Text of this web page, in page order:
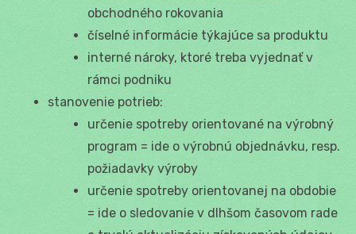
obchodného rokovania
číselné informácie týkajúce sa produktu
interné nároky, ktoré treba vyjednať v
rámci podniku
stanovenie potrieb:
určenie spotreby orientované na výrobný
program = ide o výrobnú objednávku, resp.
požiadavky výroby
určenie spotreby orientovanej na obdobie
= ide o sledovanie v dlhšom časovom rade